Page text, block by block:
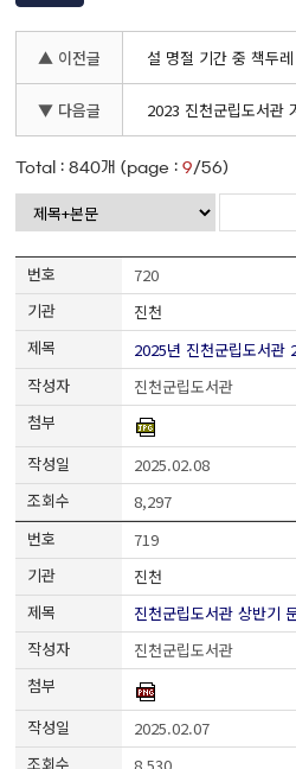
▲ 이전글
▼ 다음글
Total :840개 (page :9/56)
720
진천
2025년 진천군립도서관
진천군립도서관
2025.02.08
8,297
719
진천
진천군립도서관 상반기
진천군립도서관
2025.02.07